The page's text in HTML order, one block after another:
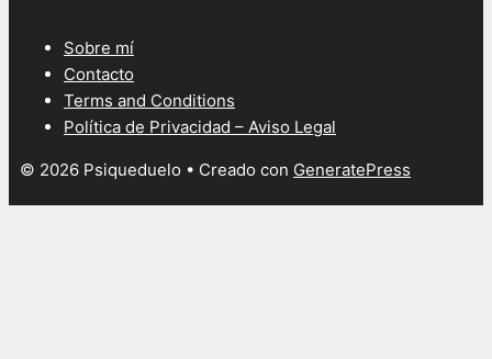
Sobre mí
Contacto
Terms and Conditions
Política de Privacidad – Aviso Legal
© 2026 Psiqueduelo • Creado con GeneratePress